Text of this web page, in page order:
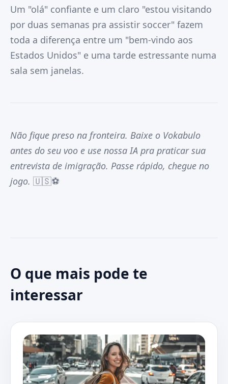
Um "olá" confiante e um claro "estou visitando
por duas semanas pra assistir soccer" fazem
toda a diferença entre um "bem-vindo aos
Estados Unidos" e uma tarde estressante numa
sala sem janelas.
Não fique preso na fronteira. Baixe o Vokabulo
antes do seu voo e use nossa IA pra praticar sua
entrevista de imigração. Passe rápido, chegue no
jogo. 🇺🇸⚽️
O que mais pode te
interessar